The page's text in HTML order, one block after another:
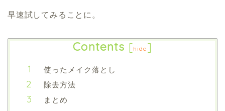
早速試してみることに。
Contents [hide ]
使ったメイク落とし
除去方法
まとめ